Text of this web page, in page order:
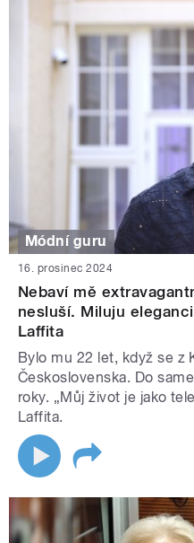
Módní guru
16. prosinec 2024
Nebaví mě
nesluší. Miluju
Laffita
Bylo mu 22 let, když se z
Československa. Do
roky. „Můj život je jako
Laffita.